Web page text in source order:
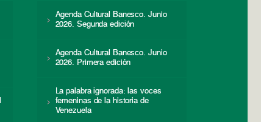
Agenda Cultural Banesco. Junio
2026. Segunda edición
Agenda Cultural Banesco. Junio
2026. Primera edición
La palabra ignorada: las voces
femeninas de la historia de
Venezuela